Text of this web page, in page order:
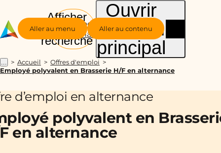
Aller au menu Aller au contenu
Groupe
Alternance
Afficher
la
recherche
Ouvrir
le menu
principal
... Accueil
Offres d'emploi
Employé polyvalent en Brasserie H/F en alternance
d’emploi en alternance
polyvalent en
en alternance